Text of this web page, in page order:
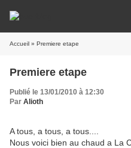
Accueil » Premiere etape
Premiere etape
Publié le 13/01/2010 à 12:30
Par Alioth
A tous, a tous, a tous....
Nous voici bien au chaud a La